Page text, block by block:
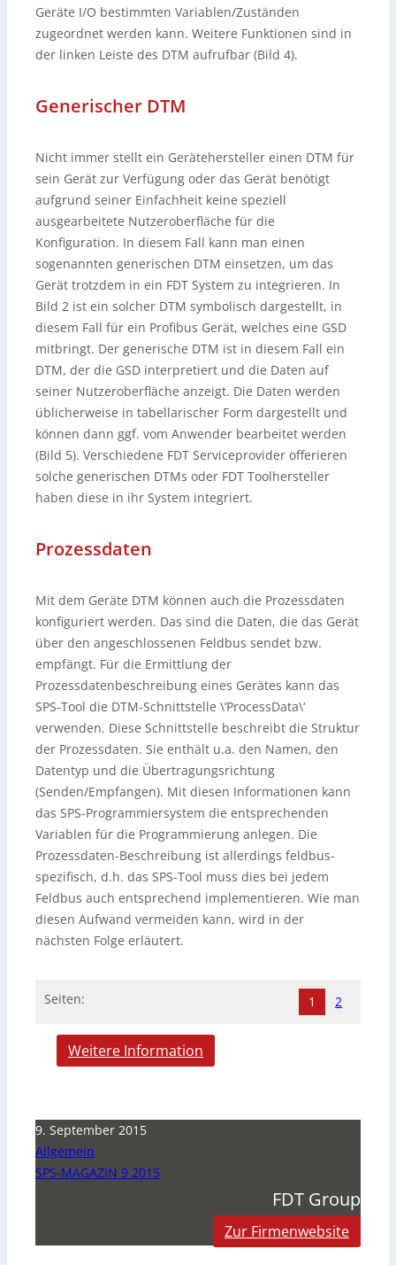
Geräte I/O bestimmten Variablen/Zuständen
zugeordnet werden kann. Weitere Funktionen sind in
der linken Leiste des DTM aufrufbar (Bild 4).
Generischer DTM
Nicht immer stellt ein Gerätehersteller einen DTM für
sein Gerät zur Verfügung oder das Gerät benötigt
aufgrund seiner Einfachheit keine speziell
ausgearbeitete Nutzeroberfläche für die
Konfiguration. In diesem Fall kann man einen
sogenannten generischen DTM einsetzen, um das
Gerät trotzdem in ein FDT System zu integrieren. In
Bild 2 ist ein solcher DTM symbolisch dargestellt, in
diesem Fall für ein Profibus Gerät, welches eine GSD
mitbringt. Der generische DTM ist in diesem Fall ein
DTM, der die GSD interpretiert und die Daten auf
seiner Nutzeroberfläche anzeigt. Die Daten werden
üblicherweise in tabellarischer Form dargestellt und
können dann ggf. vom Anwender bearbeitet werden
(Bild 5). Verschiedene FDT Serviceprovider offerieren
solche generischen DTMs oder FDT Toolhersteller
haben diese in ihr System integriert.
Prozessdaten
Mit dem Geräte DTM können auch die Prozessdaten
konfiguriert werden. Das sind die Daten, die das Gerät
über den angeschlossenen Feldbus sendet bzw.
empfängt. Für die Ermittlung der
Prozessdatenbeschreibung eines Gerätes kann das
SPS-Tool die DTM-Schnittstelle \’ProcessData\‘
verwenden. Diese Schnittstelle beschreibt die Struktur
der Prozessdaten. Sie enthält u.a. den Namen, den
Datentyp und die Übertragungsrichtung
(Senden/Empfangen). Mit diesen Informationen kann
das SPS-Programmiersystem die entsprechenden
Variablen für die Programmierung anlegen. Die
Prozessdaten-Beschreibung ist allerdings feldbus-
spezifisch, d.h. das SPS-Tool muss dies bei jedem
Feldbus auch entsprechend implementieren. Wie man
diesen Aufwand vermeiden kann, wird in der
nächsten Folge erläutert.
Seiten: 1 2
Weitere Information
9. September 2015
Allgemein
SPS-MAGAZIN 9 2015
FDT Group
Zur Firmenwebsite